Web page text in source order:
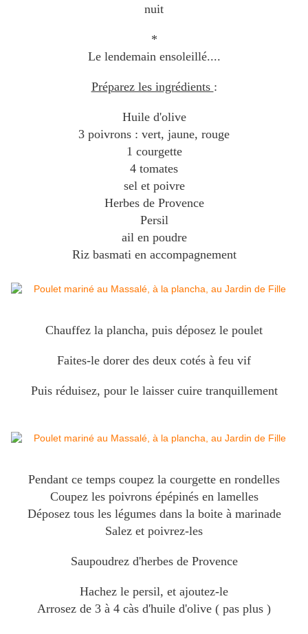
nuit
*
Le lendemain ensoleillé....
Préparez les ingrédients :
Huile d'olive
3 poivrons : vert, jaune, rouge
1 courgette
4 tomates
sel et poivre
Herbes de Provence
Persil
ail en poudre
Riz basmati en accompagnement
Chauffez la plancha, puis déposez le poulet
Faites-le dorer des deux cotés à feu vif
Puis réduisez, pour le laisser cuire tranquillement
Pendant ce temps coupez la courgette en rondelles
Coupez les poivrons épépinés en lamelles
Déposez tous les légumes dans la boite à marinade
Salez et poivrez-les
Saupoudrez d'herbes de Provence
Hachez le persil, et ajoutez-le
Arrosez de 3 à 4 càs d'huile d'olive ( pas plus )